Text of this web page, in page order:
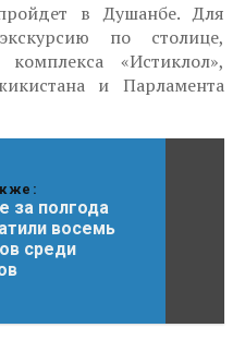
в Душанбе. Для
по столице,
комплекса «Истиклол»,
и Парламента
за полгода
восемь
среди